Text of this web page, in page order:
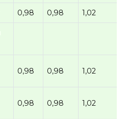
0,98 0,98 1,02
0,98 0,98 1,02
0,98 0,98 1,02